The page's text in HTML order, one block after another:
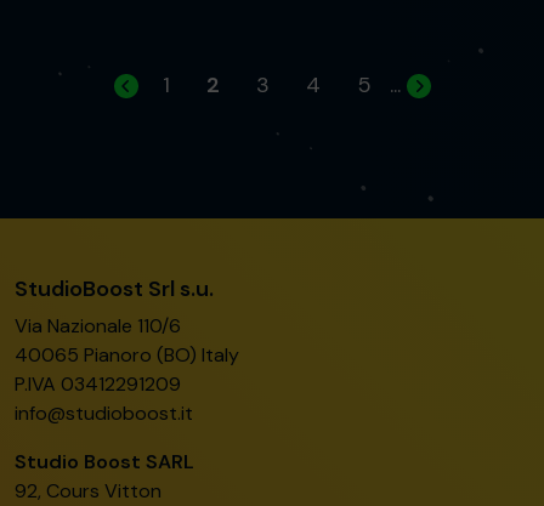
1 2 3 4 5 ...
StudioBoost Srl s.u.
Via Nazionale 110/6
40065 Pianoro (BO) Italy
P.IVA 03412291209
info@studioboost.it
Studio Boost SARL
92, Cours Vitton